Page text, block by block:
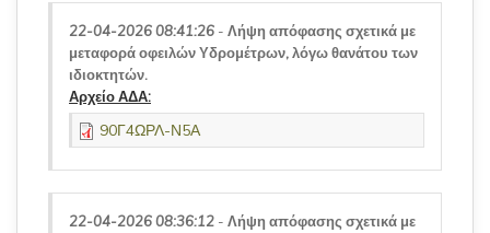
22-04-2026 08:41:26 - Λήψη απόφασης σχετικά με
μεταφορά οφειλών Υδρομέτρων, λόγω θανάτου των
ιδιοκτητών.
Αρχείο ΑΔΑ:
90Γ4ΩΡΛ-Ν5Α
22-04-2026 08:36:12 - Λήψη απόφασης σχετικά με